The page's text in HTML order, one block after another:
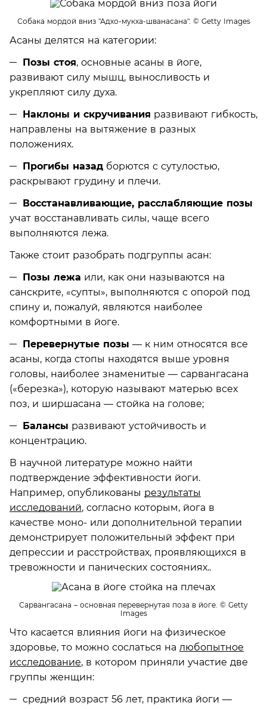
Собака мордой вниз "Адхо-мукха-шванасана". © Getty Images
Асаны делятся на категории:
Позы стоя, основные асаны в йоге,
развивают силу мышц, выносливость и
укрепляют силу духа.
Наклоны и скручивания развивают гибкость,
направлены на вытяжение в разных
положениях.
Прогибы назад борются с сутулостью,
раскрывают грудину и плечи.
Восстанавливающие, расслабляющие позы
учат восстанавливать силы, чаще всего
выполняются лежа.
Также стоит разобрать подгруппы асан:
Позы лежа или, как они называются на
санскрите, «супты», выполняются с опорой под
спину и, пожалуй, являются наиболее
комфортными в йоге.
Перевернутые позы — к ним относятся все
асаны, когда стопы находятся выше уровня
головы, наиболее знаменитые — сарвангасана
(«березка»), которую называют матерью всех
поз, и ширшасана — стойка на голове;
Балансы развивают устойчивость и
концентрацию.
В научной литературе можно найти
подтверждение эффективности йоги.
Например, опубликованы результаты
исследований, согласно которым, йога в
качестве моно- или дополнительной терапии
демонстрирует положительный эффект при
депрессии и расстройствах, проявляющихся в
тревожности и панических состояниях..
Сарвангасана – основная перевернутая поза в йоге. © Getty
Images
Что касается влияния йоги на физическое
здоровье, то можно сослаться на любопытное
исследование, в котором приняли участие две
группы женщин:
средний возраст 56 лет, практика йоги —